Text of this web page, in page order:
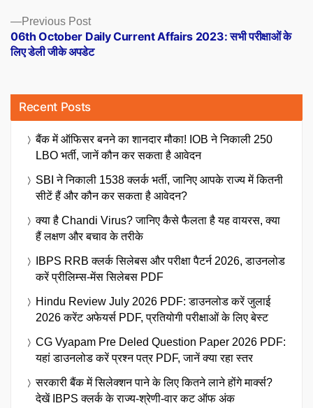
Previous PostPrevious
post:
06th October Daily Current Affairs 2023: सभी परीक्षाओं के
लिए डेली जीके अपडेट
Recent Posts
बैंक में ऑफिसर बनने का शानदार मौका! IOB ने निकाली 250
LBO भर्ती, जानें कौन कर सकता है आवेदन
SBI ने निकाली 1538 क्लर्क भर्ती, जानिए आपके राज्य में कितनी
सीटें हैं और कौन कर सकता है आवेदन?
क्या है Chandi Virus? जानिए कैसे फैलता है यह वायरस, क्या
हैं लक्षण और बचाव के तरीके
IBPS RRB क्लर्क सिलेबस और परीक्षा पैटर्न 2026, डाउनलोड
करें प्रीलिम्स-मेंस सिलेबस PDF
Hindu Review July 2026 PDF: डाउनलोड करें जुलाई
2026 करेंट अफेयर्स PDF, प्रतियोगी परीक्षाओं के लिए बेस्ट
CG Vyapam Pre Deled Question Paper 2026 PDF:
यहां डाउनलोड करें प्रश्न पत्र PDF, जानें क्या रहा स्तर
सरकारी बैंक में सिलेक्शन पाने के लिए कितने लाने होंगे मार्क्स?
देखें IBPS क्लर्क के राज्य-श्रेणी-वार कट ऑफ अंक